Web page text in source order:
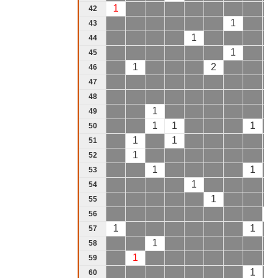
42 1
43 1
44 1
45 1
46 1 2
47
48
49 1
50 1 1 1
51 1 1
52 1
53 1 1
54 1
55 1
56
57 1 1
58 1
59 1
60 1